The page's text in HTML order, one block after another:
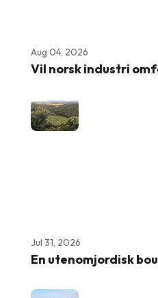
Aug 04, 2026
Vil norsk industri
Jul 31, 2026
En utenomjordisk